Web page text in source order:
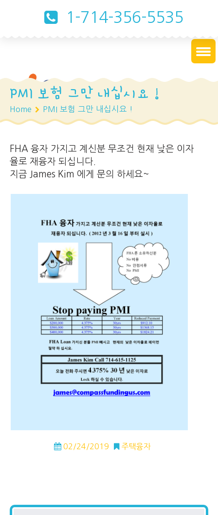
1-714-356-5535
PMI 보험 그만 내십시요 !
Home PMI 보험 그만 내십시요 !
FHA 융자 가지고 계신분 무조건 현재 낮은 이자
율로 재융자 되십니다.
지금 James Kim 에게 문의 하세요~
02/24/2019 주택융자